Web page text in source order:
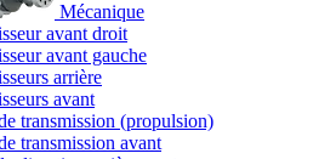
Mécanique
avant droit
avant gauche
arrière
avant
transmission (propulsion)
transmission avant